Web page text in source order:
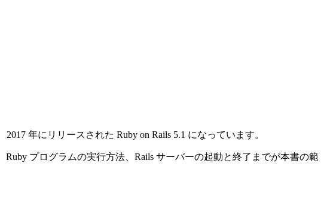
年にリリースされた Ruby on Rails 5.1 になっています。
プログラムの実行方法、Rails サーバーの起動と終了までが本書の範